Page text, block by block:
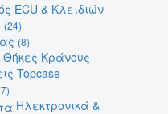
ECU & Κλειδιών
(24)
(8)
Κράνους
Topcase
Ηλεκτρονικά &